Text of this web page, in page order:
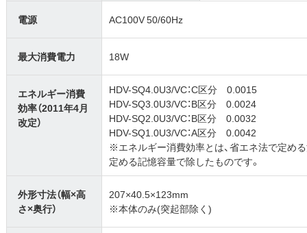
電源 AC100V 50/60Hz
最大消費電力 18W
エネルギー消費
効率（2011年4月
改定）
HDV-SQ4.0U3/VC：C区分 0.0015
HDV-SQ3.0U3/VC：B区分 0.0024
HDV-SQ2.0U3/VC：B区分 0.0032
HDV-SQ1.0U3/VC：A区分 0.0042
※エネルギー消費効率とは、省エネ法で定め
定める記憶容量で除したものです。
外形寸法（幅×高
さ×奥行）
207×40.5×123mm
※本体のみ(突起部除く)